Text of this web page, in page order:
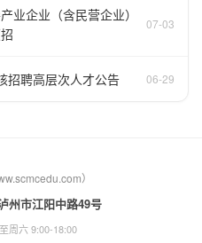
业企业（含民营企业）
07-03
招聘高层次人才公告 06-29
）
州市江阳中路49号
周六 9:00-18:00